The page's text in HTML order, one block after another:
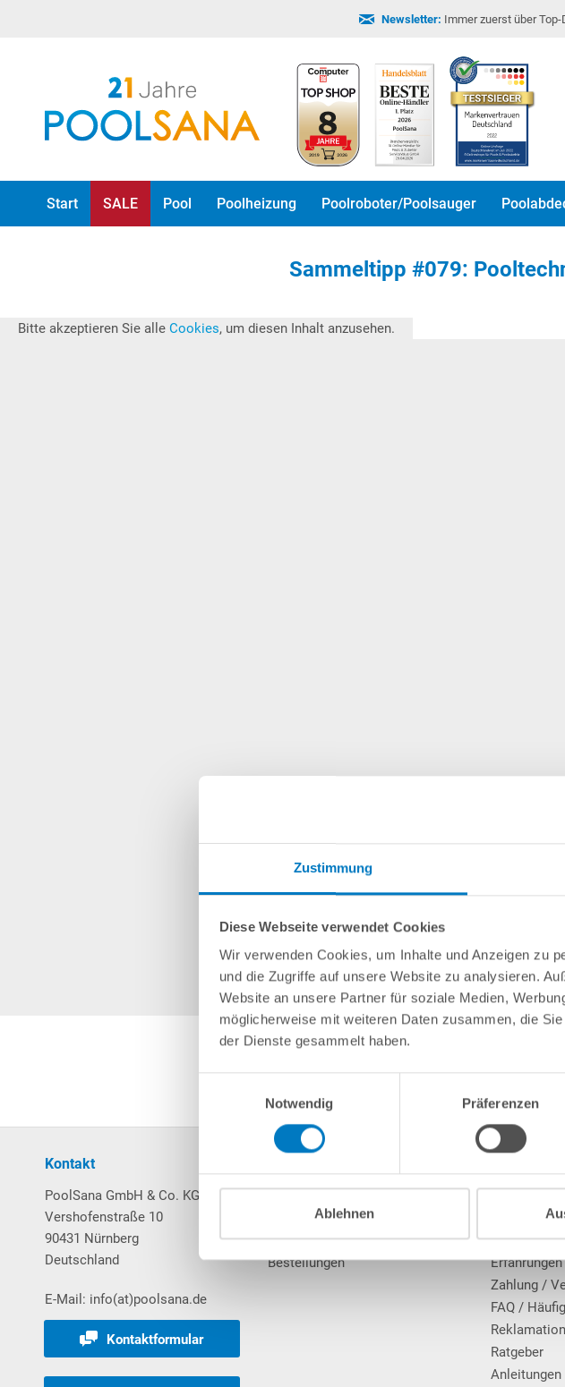
Zustimmung
Diese Webseite verwendet Cookies
Wir verwenden Cookies, um Inhalte und Anzeigen zu
und die Zugriffe auf unsere Website zu analysieren.
Website an unsere Partner für soziale Medien,
möglicherweise mit weiteren Daten zusammen, die
der Dienste gesammelt haben.
Notwendig
Präferenzen
Ablehnen
Newsletter: Immer zuerst über
Start SALE Pool Poolheizung Poolroboter/Poolsauger
Sammeltipp #079:
Bitte akzeptieren Sie alle Cookies, um diesen Inhalt anzusehen.
Kontakt
PoolSana GmbH & Co. KG
Vershofenstraße 10
90431 Nürnberg
Deutschland
E-Mail: info(at)poolsana.de
Kontaktformular
Merkzettel
Warenkorb
Bestellungen
Das
Zahlung /
FAQ /
Reklamation
Ratgeber
Anleitungen